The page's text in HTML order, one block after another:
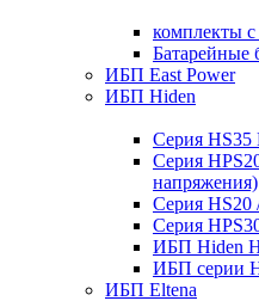
комплекты
Батарейные
ИБП East Power
ИБП Hiden
Серия HS35
Серия
напряжения)
Серия HS20
Серия
ИБП Hiden
ИБП серии
ИБП Eltena